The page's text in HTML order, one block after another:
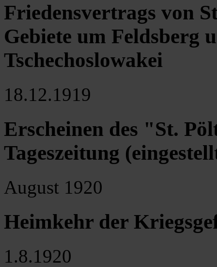
Friedensvertrags von
Gebiete um Feldsberg
Tschechoslowakei
18.12.1919
Erscheinen des "St.
Tageszeitung
August 1920
Heimkehr der
1.8.1920